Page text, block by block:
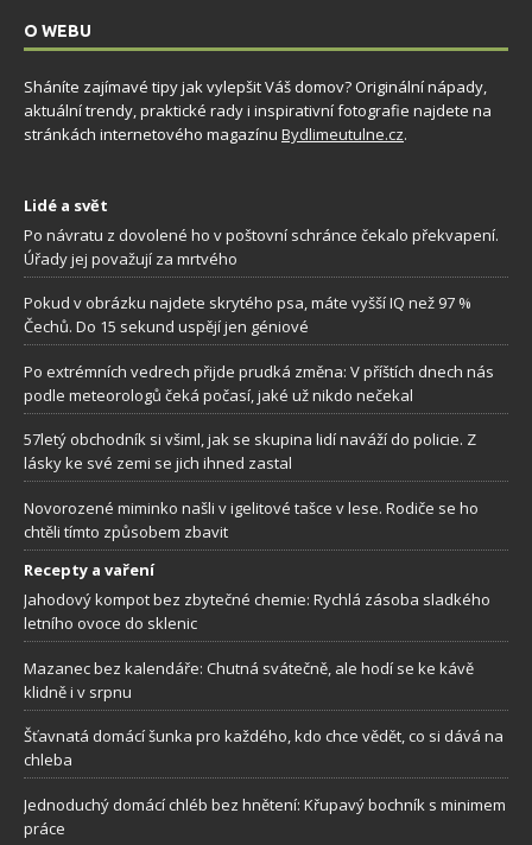
O WEBU
Sháníte zajímavé tipy jak vylepšit Váš domov? Originální nápady,
aktuální trendy, praktické rady i inspirativní fotografie najdete na
stránkách internetového magazínu Bydlimeutulne.cz.
Lidé a svět
Po návratu z dovolené ho v poštovní schránce čekalo překvapení.
Úřady jej považují za mrtvého
Pokud v obrázku najdete skrytého psa, máte vyšší IQ než 97 %
Čechů. Do 15 sekund uspějí jen géniové
Po extrémních vedrech přijde prudká změna: V příštích dnech nás
podle meteorologů čeká počasí, jaké už nikdo nečekal
57letý obchodník si všiml, jak se skupina lidí naváží do policie. Z
lásky ke své zemi se jich ihned zastal
Novorozené miminko našli v igelitové tašce v lese. Rodiče se ho
chtěli tímto způsobem zbavit
Recepty a vaření
Jahodový kompot bez zbytečné chemie: Rychlá zásoba sladkého
letního ovoce do sklenic
Mazanec bez kalendáře: Chutná svátečně, ale hodí se ke kávě
klidně i v srpnu
Šťavnatá domácí šunka pro každého, kdo chce vědět, co si dává na
chleba
Jednoduchý domácí chléb bez hnětení: Křupavý bochník s minimem
práce